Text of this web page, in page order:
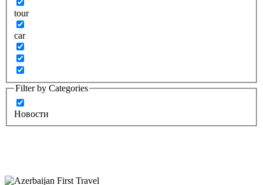
tour
car
Filter by Categories
Новости